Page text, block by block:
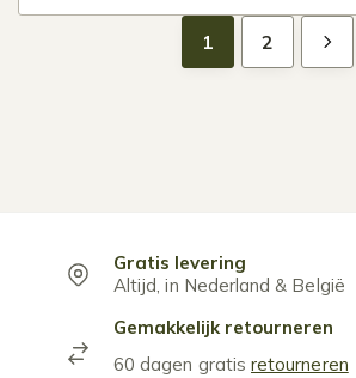
1 2
Gratis levering
Altijd, in Nederland & België
Gemakkelijk retourneren
60 dagen gratisretourneren